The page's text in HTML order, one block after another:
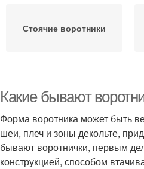
Стоячие воротники
Какие бывают
Форма воротника может быть
шеи, плеч и зоны декольте,
бывают воротнички, первым
конструкцией, способом